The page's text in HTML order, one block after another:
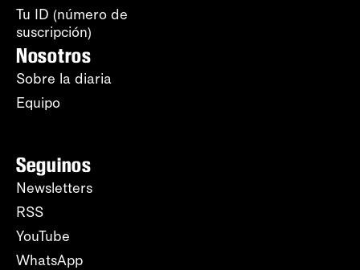
Tu ID (número de
suscripción)
Nosotros
Sobre la diaria
Equipo
Seguinos
Newsletters
RSS
YouTube
WhatsApp